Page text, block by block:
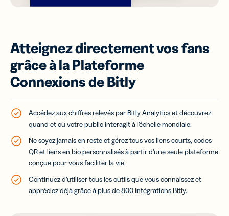
Atteignez directement vos fans
grâce à la Plateforme
Connexions de Bitly
Accédez aux chiffres relevés par Bitly Analytics et découvrez
quand et où votre public interagit à l’échelle mondiale.
Ne soyez jamais en reste et gérez tous vos liens courts, codes
QR et liens en bio personnalisés à partir d’une seule plateforme
conçue pour vous faciliter la vie.
Continuez d’utiliser tous les outils que vous connaissez et
appréciez déjà grâce à plus de 800 intégrations Bitly.